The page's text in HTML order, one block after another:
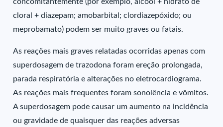
cloral + diazepam; amobarbital; clordiazepóxido; ou
meprobamato) podem ser muito graves ou fatais.
As reações mais graves relatadas ocorridas apenas com
superdosagem de trazodona foram ereção prolongada,
parada respiratória e alterações no eletrocardiograma.
As reações mais frequentes foram sonolência e vômitos.
A superdosagem pode causar um aumento na incidência
ou gravidade de quaisquer das reações adversas